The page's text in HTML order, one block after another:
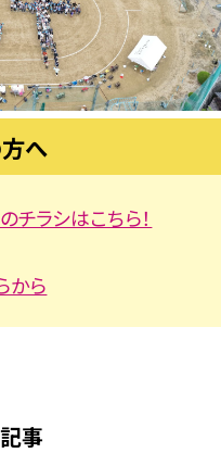
へ
チラシはこちら！
から
事